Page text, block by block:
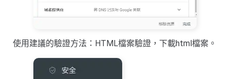
使用建議的驗證方法：HTML檔案驗證，下載html檔案。